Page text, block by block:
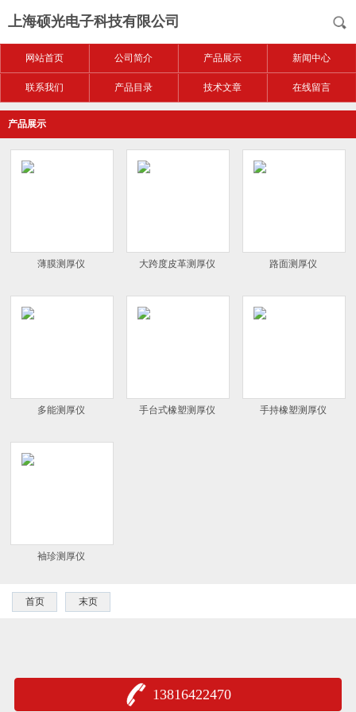
上海硕光电子科技有限公司
网站首页 公司简介 产品展示 新闻中心
联系我们 产品目录 技术文章 在线留言
产品展示
薄膜测厚仪 大跨度皮革测厚仪 路面测厚仪
多能测厚仪 手台式橡塑测厚仪 手持橡塑测厚仪
袖珍测厚仪
首页 末页
13816422470